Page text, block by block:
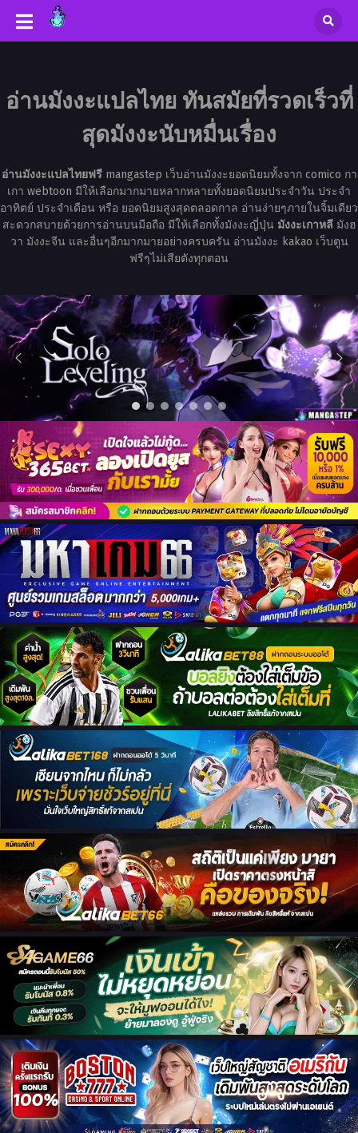
อ่านมังงะแปลไทย ทันสมัยที่รวดเร็วที่
สุดมังงะนับหมื่นเรื่อง
อ่านมังงะแปลไทยฟรีmangastep เว็บอ่านมังงะยอดนิยมทั้งจาก comico กา
เกา webtoon มีให้เลือกมากมายหลากหลายทั้งยอดนิยมประจำวัน ประจำ
อาทิตย์ ประจำเดือน หรือ ยอดนิยมสูงสุดตลอดกาล อ่านง่ายๆภายในจิ้มเดียว
สะดวกสบายด้วยการอ่านบนมือถือ มีให้เลือกทั้งมังงะญี่ปุ่น มังงะเกาหลีมังฮ
วา มังงะจีน และอื่นๆอีกมากมายอย่างครบครัน อ่านมังงะ kakao เว็บตูน
ฟรีๆไม่เสียตังทุกตอน